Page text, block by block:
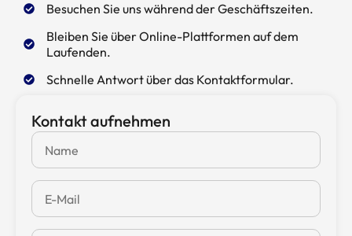
Besuchen Sie uns während der Geschäftszeiten.
Bleiben Sie über Online-Plattformen auf dem
Laufenden.
Schnelle Antwort über das Kontaktformular.
Kontakt aufnehmen